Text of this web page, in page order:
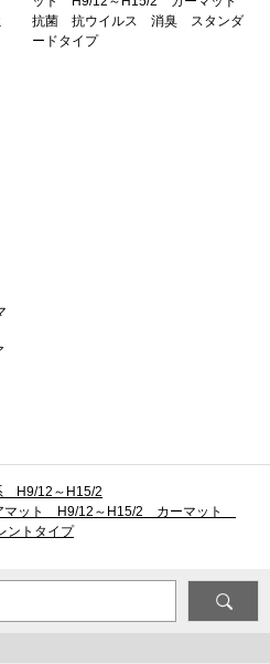
抗菌 抗ウイルス 消臭 スタンダ
ードタイプ
H9/12～H15/2
ット H9/12～H15/2 カーマット
トタイプ